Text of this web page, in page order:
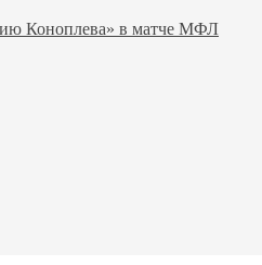
Коноплева» в матче МФЛ